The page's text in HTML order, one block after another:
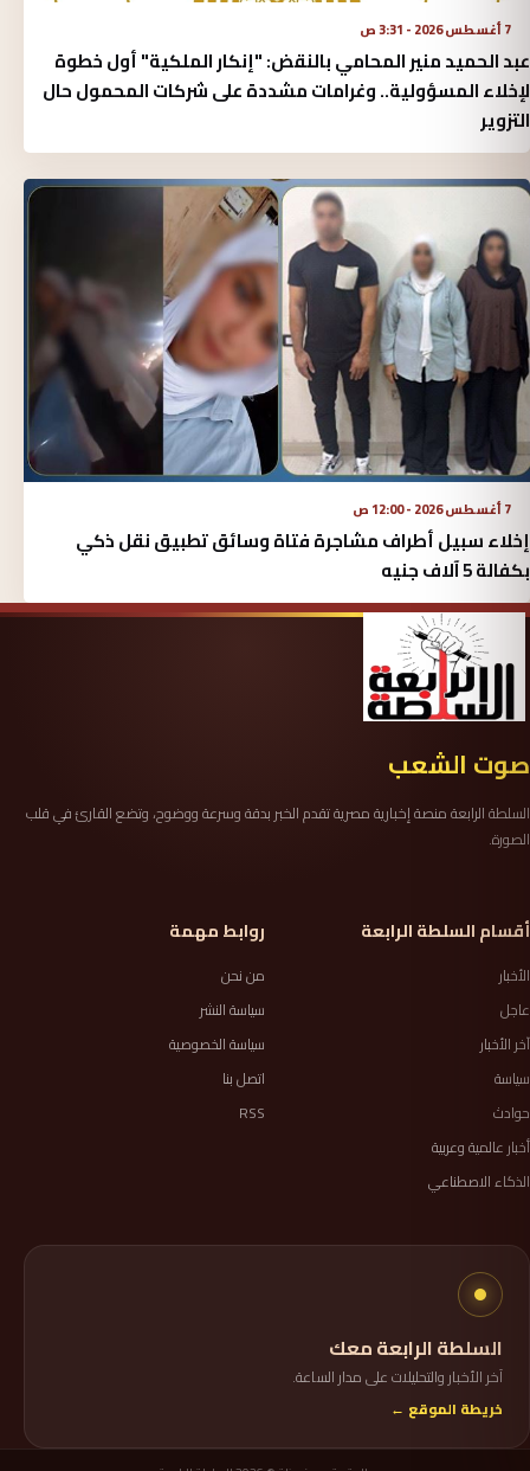
7 أغسطس 2026 - 3:31 ص
عبد الحميد منير المحامي بالنقض: "إنكار الملكية" أول خطوة
لإخلاء المسؤولية.. وغرامات مشددة على شركات المحمول حال
التزوير
7 أغسطس 2026 - 12:00 ص
إخلاء سبيل أطراف مشاجرة فتاة وسائق تطبيق نقل ذكي
بكفالة 5 آلاف جنيه
صوت الشعب
السلطة الرابعة منصة إخبارية مصرية تقدم الخبر بدقة وسرعة ووضوح، وتضع القارئ في قلب
الصورة.
أقسام السلطة الرابعة
الأخبار
عاجل
آخر الأخبار
سياسة
حوادث
أخبار عالمية وعربية
الذكاء الاصطناعي
روابط مهمة
من نحن
سياسة النشر
سياسة الخصوصية
اتصل بنا
RSS
السلطة الرابعة معك
آخر الأخبار والتحليلات على مدار الساعة.
خريطة الموقع ←